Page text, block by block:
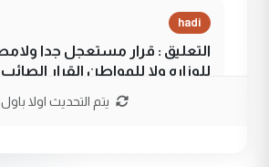
hadi
التعليق : قرار مستعجل جدا
للوزاره ولا للمواطن القرار
يتم التحديث اولا باول